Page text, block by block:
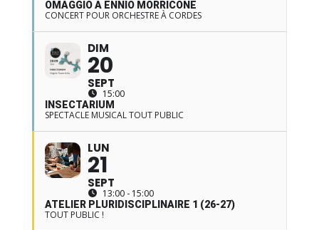
OMAGGIO A ENNIO MORRICONE
CONCERT POUR ORCHESTRE À CORDES
DIM
20
SEPT
15:00
INSECTARIUM
SPECTACLE MUSICAL TOUT PUBLIC
LUN
21
SEPT
13:00 - 15:00
ATELIER PLURIDISCIPLINAIRE 1 (26-27)
TOUT PUBLIC !